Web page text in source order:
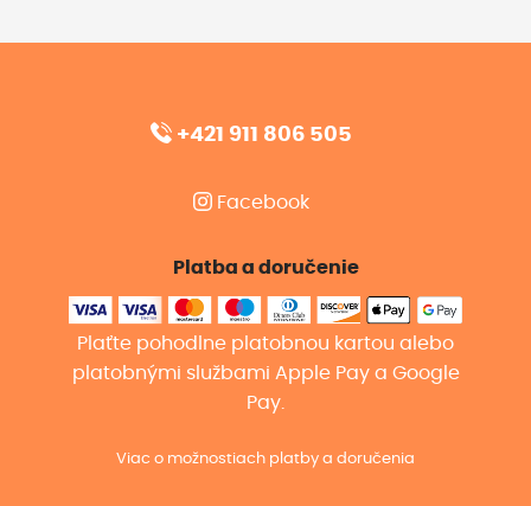
+421 911 806 505
Facebook
Platba a doručenie
Plaťte pohodlne platobnou kartou alebo
platobnými službami Apple Pay a Google
Pay.
Viac o možnostiach platby a doručenia